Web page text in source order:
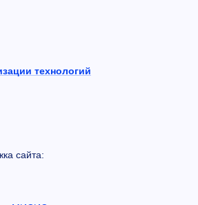
технологий
сайта: